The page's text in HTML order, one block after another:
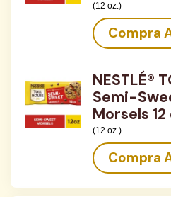
(12 oz.)
Compra
NESTLÉ®
Semi-
Morsels 12
(12 oz.)
Compra